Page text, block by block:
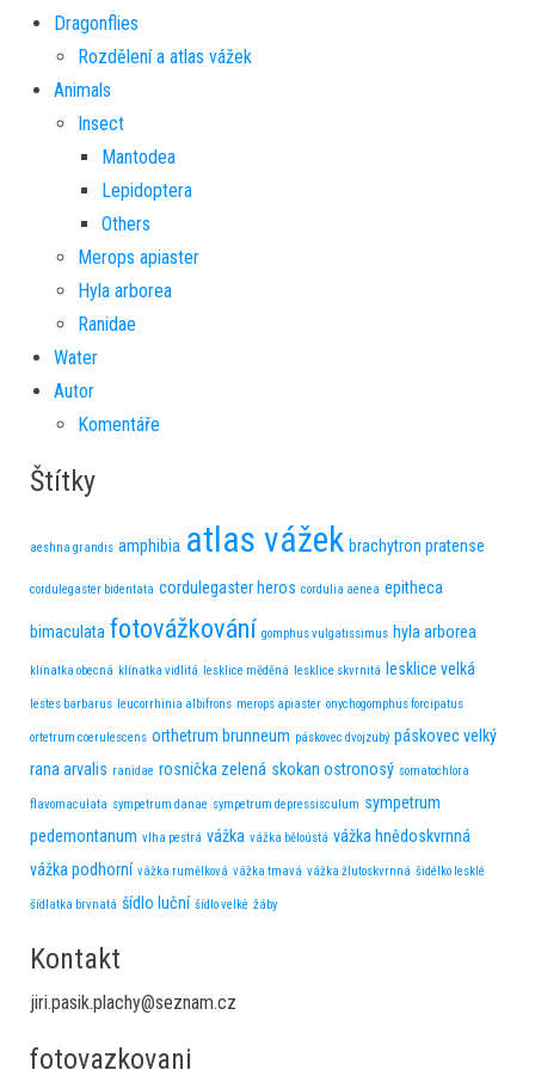
Dragonflies
Rozdělení a atlas vážek
Animals
Insect
Mantodea
Lepidoptera
Others
Merops apiaster
Hyla arborea
Ranidae
Water
Autor
Komentáře
Štítky
aeshna grandis amphibia atlas vážek brachytron pratense
cordulegaster bidentata cordulegaster heros cordulia aenea epitheca
bimaculata fotovážkování gomphus vulgatissimus hyla arborea
klínatka obecná klínatka vidlitá lesklice měděná lesklice skvrnitá lesklice velká
lestes barbarus leucorrhinia albifrons merops apiaster onychogomphus forcipatus
ortetrum coerulescens orthetrum brunneum páskovec dvojzubý páskovec velký
rana arvalis ranidae rosnička zelená skokan ostronosý somatochlora
flavomaculata sympetrum danae sympetrum depressisculum sympetrum
pedemontanum vlha pestrá vážka vážka běloústá vážka hnědoskvrnná
vážka podhorní vážka rumělková vážka tmavá vážka žlutoskvrnná šidélko lesklé
šídlatka brvnatá šídlo luční šídlo velké žáby
Kontakt
jiri.pasik.plachy@seznam.cz
fotovazkovani